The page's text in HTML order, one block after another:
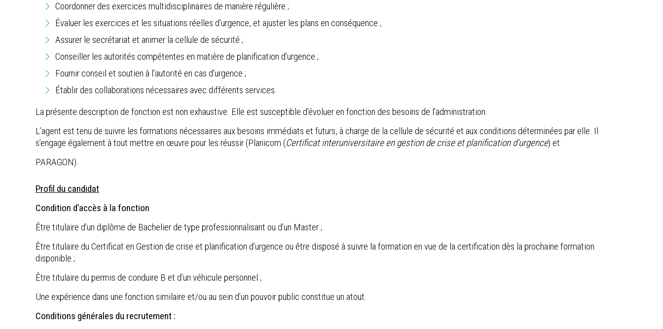
Coordonner des exercices multidisciplinaires de manière régulière ;
Évaluer les exercices et les situations réelles d’urgence, et ajuster les plans en conséquence ;
Assurer le secrétariat et animer la cellule de sécurité ;
Conseiller les autorités compétentes en matière de planification d’urgence ;
Fournir conseil et soutien à l’autorité en cas d’urgence ;
Établir des collaborations nécessaires avec différents services.
La présente description de fonction est non exhaustive. Elle est susceptible d’évoluer en fonction des besoins de l’administration.
L’agent est tenu de suivre les formations nécessaires aux besoins immédiats et futurs, à charge de la cellule de sécurité et aux conditions déterminées par elle. Il
s’engage également à tout mettre en œuvre pour les réussir (Planicom (Certificat interuniversitaire en gestion de crise et planification d’urgence) et
PARAGON).
Profil du candidat
Condition d’accès à la fonction
Être titulaire d’un diplôme de Bachelier de type professionnalisant ou d’un Master ;
Être titulaire du Certificat en Gestion de crise et planification d’urgence ou être disposé à suivre la formation en vue de la certification dès la prochaine formation
disponible ;
Être titulaire du permis de conduire B et d’un véhicule personnel ;
Une expérience dans une fonction similaire et/ou au sein d’un pouvoir public constitue un atout.
Conditions générales du recrutement :